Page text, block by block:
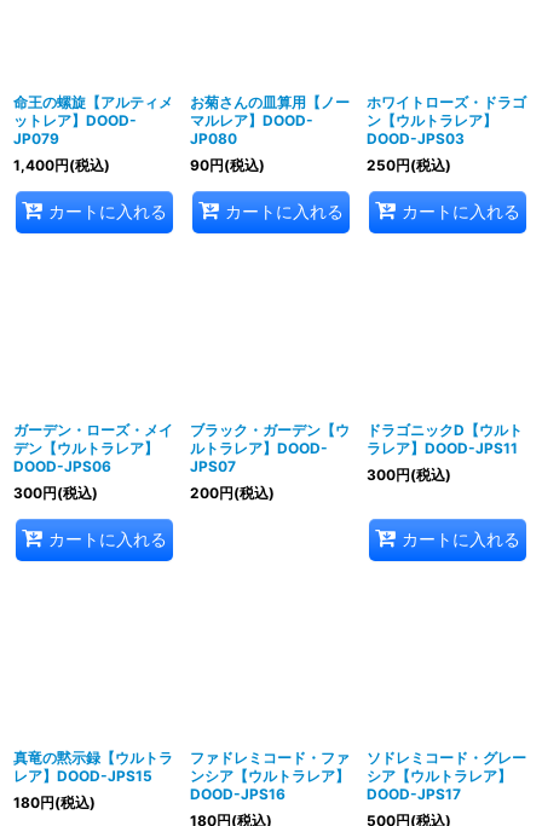
命王の螺旋【アルティメ
ットレア】DOOD-
JP079
1,400円(税込)
カートに入れる
お菊さんの皿算用【ノー
マルレア】DOOD-
JP080
90円(税込)
カートに入れる
ホワイトローズ・ドラゴ
ン【ウルトラレア】
DOOD-JPS03
250円(税込)
カートに入れる
ガーデン・ローズ・メイ
デン【ウルトラレア】
DOOD-JPS06
300円(税込)
カートに入れる
ブラック・ガーデン【ウ
ルトラレア】DOOD-
JPS07
200円(税込)
ドラゴニックD【ウルト
ラレア】DOOD-JPS11
300円(税込)
カートに入れる
真竜の黙示録【ウルトラ
レア】DOOD-JPS15
180円(税込)
ファドレミコード・ファ
ンシア【ウルトラレア】
DOOD-JPS16
180円(税込)
ソドレミコード・グレー
シア【ウルトラレア】
DOOD-JPS17
500円(税込)